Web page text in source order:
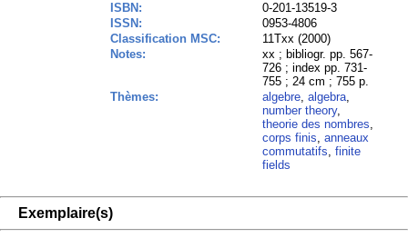
ISBN:
0-201-13519-3
ISSN:
0953-4806
Classification MSC:
11Txx (2000)
Notes:
xx ; bibliogr. pp. 567-
726 ; index pp. 731-
755 ; 24 cm ; 755 p.
Thèmes:
algebre,algebra,
number theory,
theorie des nombres,
corps finis,anneaux
commutatifs,finite
fields
Exemplaire(s)